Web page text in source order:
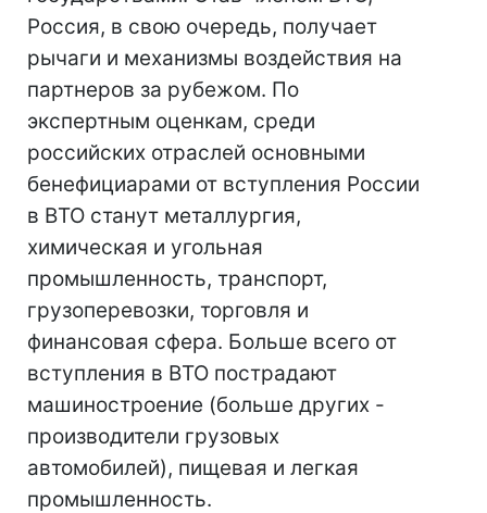
Россия, в свою очередь, получает
рычаги и механизмы воздействия на
партнеров за рубежом. По
экспертным оценкам, среди
российских отраслей основными
бенефициарами от вступления России
в ВТО станут металлургия,
химическая и угольная
промышленность, транспорт,
грузоперевозки, торговля и
финансовая сфера. Больше всего от
вступления в ВТО пострадают
машиностроение (больше других -
производители грузовых
автомобилей), пищевая и легкая
промышленность.